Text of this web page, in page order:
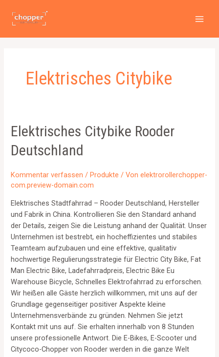
Inhalt
springen
Elektrisches Citybike
Elektrisches Citybike Rooder
Deutschland
Kommentar verfassen / Produkte / Vonelektrorollerchopper-
com.preview-domain.com
Elektrisches Stadtfahrrad – Rooder Deutschland, Hersteller
und Fabrik in China. Kontrollieren Sie den Standard anhand
der Details, zeigen Sie die Leistung anhand der Qualität. Unser
Unternehmen ist bestrebt, ein hocheffizientes und stabiles
Teamteam aufzubauen und eine effektive, qualitativ
hochwertige Regulierungsstrategie für Electric City Bike, Fat
Man Electric Bike, Ladefahrradpreis, Electric Bike Eu
Warehouse Bicycle, Schnelles Elektrofahrrad zu erforschen.
Wir heißen alle Gäste herzlich willkommen, mit uns auf der
Grundlage gegenseitiger positiver Aspekte kleine
Unternehmensverbände zu gründen. Nehmen Sie jetzt
Kontakt mit uns auf. Sie erhalten innerhalb von 8 Stunden
unsere professionelle Antwort. Die E-Bikes, E-Scooter und
Citycoco-Chopper von Rooder werden in die ganze Welt